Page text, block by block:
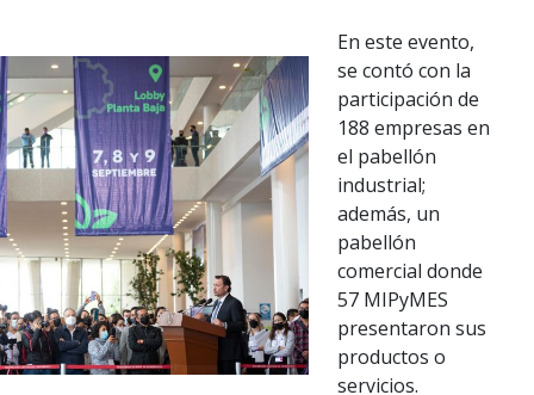
En este evento,
se contó con la
participación de
188 empresas en
el pabellón
industrial;
además, un
pabellón
comercial donde
57 MIPyMES
presentaron sus
productos o
servicios.